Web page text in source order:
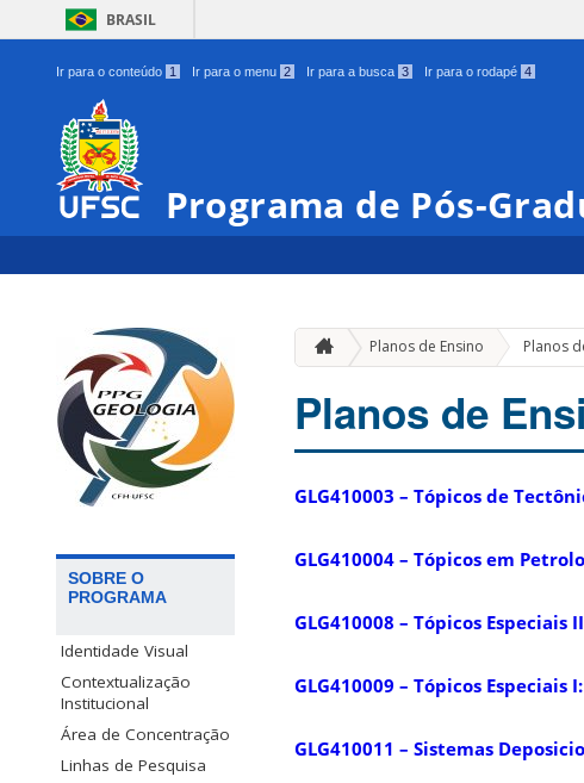
BRASIL
Ir para o conteúdo 1 Ir para o menu 2 Ir para a busca 3 Ir para o rodapé 4
Programa de Pós-
SOBRE O
PROGRAMA
Identidade Visual
Contextualização
Institucional
Área de Concentração
Linhas de Pesquisa
Planos de Ensino Planos
Planos de
GLG410003 – Tópicos de
GLG410004 – Tópicos em
GLG410008 – Tópicos
GLG410009 – Tópicos Especiais
GLG410011 – Sistemas